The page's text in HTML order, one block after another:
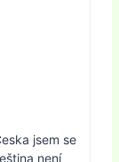
jsem se
není